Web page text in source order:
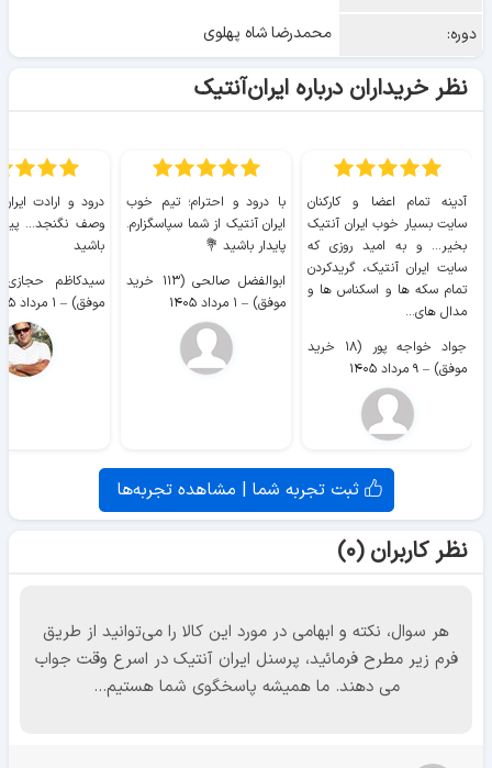
دوره:
محمدرضا شاه پهلوی
نظر خریداران درباره ایران‌آنتیک
آدینه تمام اعضا و کارکنان
سایت بسیار خوب ايران آنتیک
بخیر... و به امید روزی که
سایت ايران آنتیک، گریدکردن
تمام سکه ها و اسکناس ها و
مدال های...
جواد خواجه پور (۱۸ خرید
موفق) – ۹ مرداد ۱۴۰۵
با درود و احترام؛ تیم خوب
ایران آنتیک از شما سپاسگزارم.
پایدار باشید 💐
ابوالفضل صالحی (۱۱۳ خرید
موفق) – ۱ مرداد ۱۴۰۵
درود و ارادت
وصف نگنجد...
باشید
موفق) – ۱ مرداد ۱۴۰۵
ثبت تجربه شما | مشاهده تجربه‌ها
نظر کاربران (۰)
هر سوال، نکته و ابهامی در مورد این کالا را می‌توانید از طریق
فرم زیر مطرح فرمائید، پرسنل ایران آنتیک در اسرع وقت جواب
می دهند. ما همیشه پاسخگوی شما هستیم...